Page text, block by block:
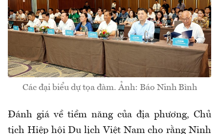
Các đại biểu dự tọa đàm. Ảnh: Báo Ninh Bình
Đánh giá về tiềm năng của địa phương, Chủ
tịch Hiệp hội Du lịch Việt Nam cho rằng Ninh